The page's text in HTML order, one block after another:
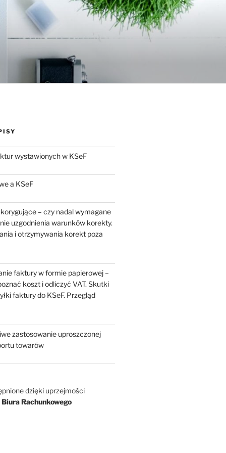
wystawionych w KSeF
a KSeF
– czy nadal wymagane
uzgodnienia warunków korekty.
i otrzymywania korekt poza
faktury w formie papierowej –
koszt i odliczyć VAT. Skutki
faktury do KSeF. Przegląd
zastosowanie uproszczonej
towarów
dzięki uprzejmości
Rachunkowego